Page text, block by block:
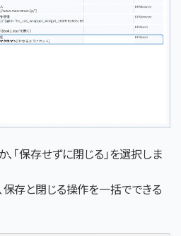
、「保存せずに閉じる」を選択しま
保存と閉じる操作を一括でできる